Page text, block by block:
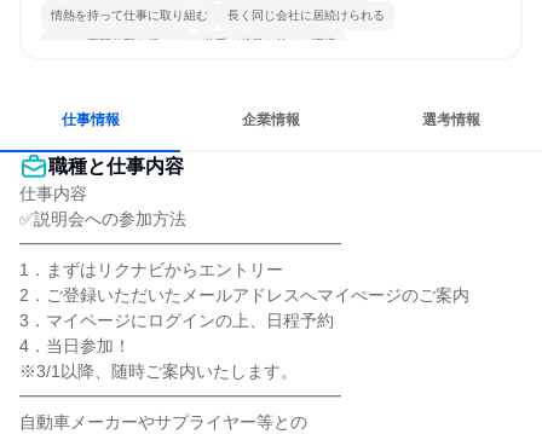
情熱を持って仕事に取り組む 長く同じ会社に居続けられる
一つの専門分野を極める 若手が裁量を持てる環境
仕事情報 企業情報 選考情報
職種と仕事内容
仕事内容
✅説明会への参加方法
━━━━━━━━━━━━━━━━━━━
1．まずはリクナビからエントリー
2．ご登録いただいたメールアドレスへマイぺージのご案内
3．マイページにログインの上、日程予約
4．当日参加！
※3/1以降、随時ご案内いたします。
━━━━━━━━━━━━━━━━━━━
自動車メーカーやサプライヤー等との